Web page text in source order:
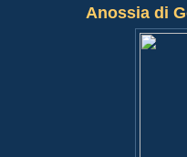
Anossia di